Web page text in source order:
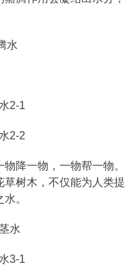
降一物，一物帮一物。
树木，不仅能为人类提
。